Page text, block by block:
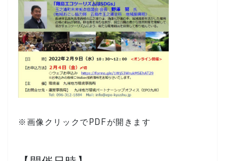
※画像クリックでPDFが開きます